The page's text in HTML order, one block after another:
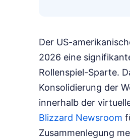
Der US-
2026 eine
Rollenspiel-Sparte.
Konsolidierung der
innerhalb der
Blizzard Newsroom
Zusammenlegung